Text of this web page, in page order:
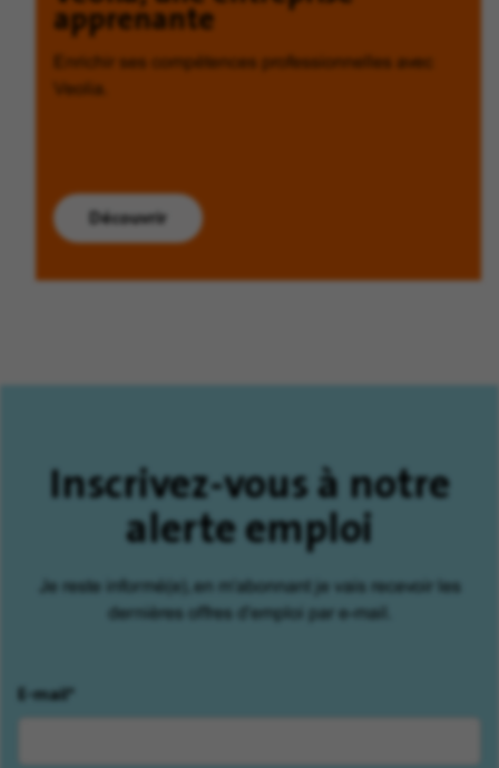
apprenante
Enrichir ses compétences professionnelles avec
Veolia.
Découvrir
Inscrivez-vous à notre
alerte emploi
Je reste informé(e), en m'abonnant je vais recevoir les
dernières offres d'emploi par e-mail.
E-mail